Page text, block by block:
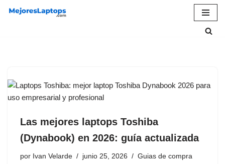
Las mejores laptops Toshiba
(Dynabook) en 2026: guía actualizada
por Ivan Velarde junio 25, 2026 Guias de compra